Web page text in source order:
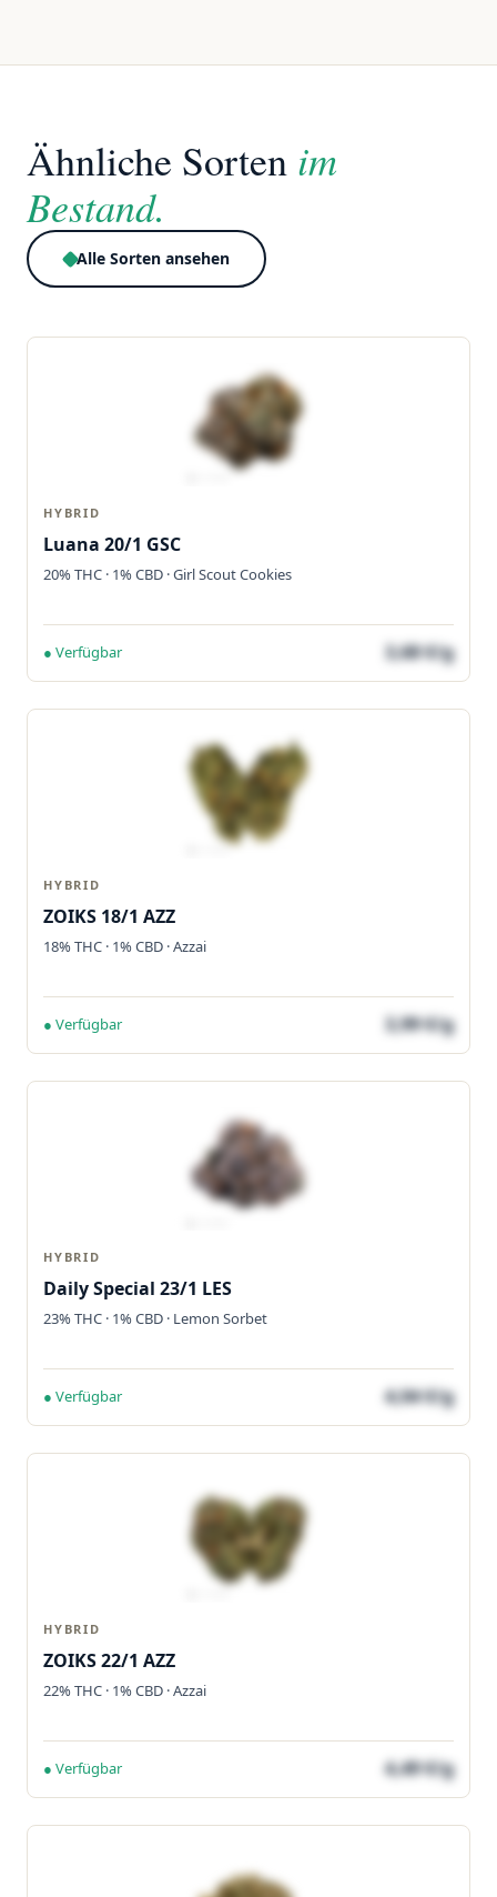
Ähnliche Sorten im
Bestand.
Alle Sorten ansehen
HYBRID
Luana 20/1 GSC
20% THC · 1% CBD · Girl Scout Cookies
● Verfügbar 3,68 €/g
HYBRID
ZOIKS 18/1 AZZ
18% THC · 1% CBD · Azzai
● Verfügbar 3,99 €/g
HYBRID
Daily Special 23/1 LES
23% THC · 1% CBD · Lemon Sorbet
● Verfügbar 4,04 €/g
HYBRID
ZOIKS 22/1 AZZ
22% THC · 1% CBD · Azzai
● Verfügbar 4,49 €/g